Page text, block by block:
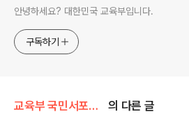
안녕하세요? 대한민국 교육부입니다.
구독하기
교육부 국민서포터즈 의 다른 글